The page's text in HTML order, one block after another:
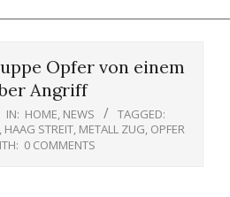
Opfer von einem
Angriff
IN: HOME, NEWS
TAGGED:
HAAG STREIT, METALL ZUG, OPFER
0 COMMENTS